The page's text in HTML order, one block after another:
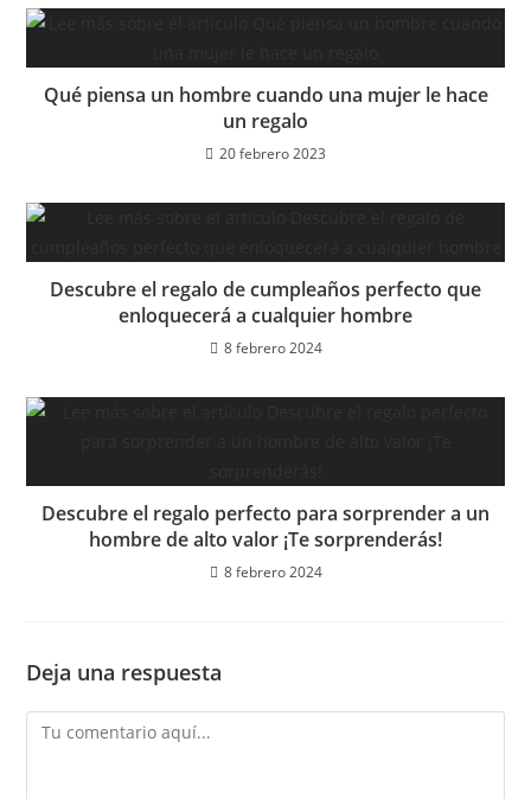
Qué piensa un hombre cuando una mujer le hace
un regalo
20 febrero 2023
Descubre el regalo de cumpleaños perfecto que
enloquecerá a cualquier hombre
8 febrero 2024
Descubre el regalo perfecto para sorprender a un
hombre de alto valor ¡Te sorprenderás!
8 febrero 2024
Deja una respuesta